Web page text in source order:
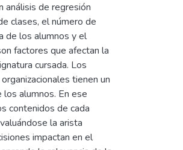
de regresión
clases, el número de
de los alumnos y el
factores que afectan la
cursada. Los
tienen un
alumnos. En ese
contenidos de cada
la arista
impactan en el